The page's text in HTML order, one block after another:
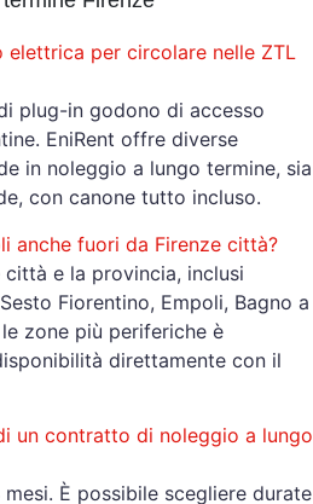
elettrica per circolare nelle ZTL
plug-in godono di accesso
EniRent offre diverse
in noleggio a lungo termine, sia
con canone tutto incluso.
anche fuori da Firenze città?
città e la provincia, inclusi
Fiorentino, Empoli, Bagno a
zone più periferiche è
direttamente con il
un contratto di noleggio a lungo
È possibile scegliere durate